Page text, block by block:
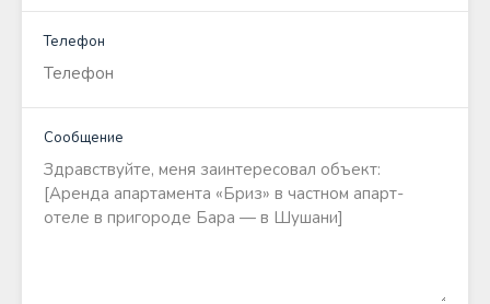
Телефон
Сообщение